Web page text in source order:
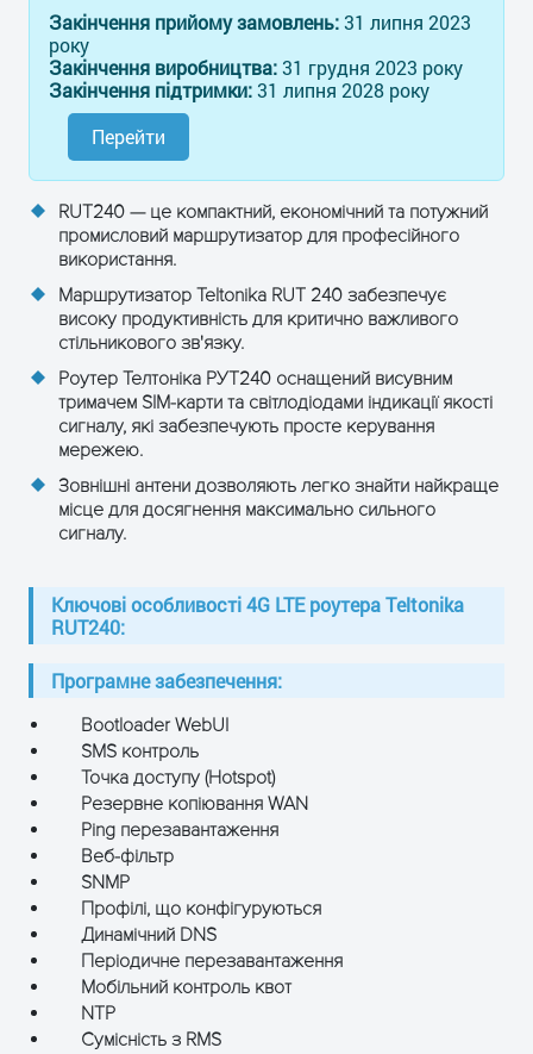
Закінчення прийому замовлень:31 липня 2023
року
Закінчення виробництва:31 грудня 2023 року
Закінчення підтримки:31 липня 2028 року
Перейти
RUT240 — це компактний, економічний та потужний
промисловий маршрутизатор для професійного
використання.
Маршрутизатор Teltonika RUT 240 забезпечує
високу продуктивність для критично важливого
стільникового зв'язку.
Роутер Телтоніка РУТ240 оснащений висувним
тримачем SIM-карти та світлодіодами індикації якості
сигналу, які забезпечують просте керування
мережею.
Зовнішні антени дозволяють легко знайти найкраще
місце для досягнення максимально сильного
сигналу.
Ключові особливості 4G LTE роутера Тeltonika
RUT240:
Програмне забезпечення:
Bootloader WebUI
SMS контроль
Точка доступу (Hotspot)
Резервне копіювання WAN
Ping перезавантаження
Веб-фільтр
SNMP
Профілі, що конфігуруються
Динамічний DNS
Періодичне перезавантаження
Мобільний контроль квот
NTP
Сумісність з RMS
2 світлодіоди індикації
Ethernet, 1 світлодіод
індикації живлення;
5 світлодіодів якість сигналу
мережі, 3 світлодіоди
вбудованими монтажними
Програмне
забезпечення
Оновлення прошивки від
SMS контроль;
Система віддаленого
управління (RMS) та додаток
Teltonika;
Router забезпечують зручні
налаштування, керування,
обслуговування
Електроживлення
100 - 240 В перем. струму -> 9
У пост. струму адаптер
Діапазон вхідної
Споживана
потужність
Менше 5 Вт
Робоча
температура, °С
Від 40 °С до 75 °С
Допустима
вологість
конденсації
Розміри, мм
83 x 74 x 25
Вага, г
ЗАЛИШТЕ ЗАЯВКУ